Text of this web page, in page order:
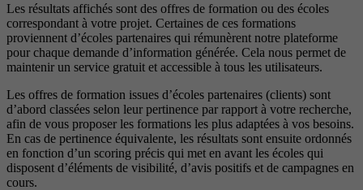
Les résultats affichés sont des offres de formation ou des écoles
correspondant à votre projet. Certaines de ces formations
proviennent d’écoles partenaires qui rémunèrent notre plateforme
pour chaque demande d’information générée. Cela nous permet de
maintenir un service gratuit et accessible à tous les utilisateurs.
Les offres de formation issues d’écoles partenaires (clients) sont
d’abord classées selon leur pertinence par rapport à votre recherche,
afin de vous proposer les formations les plus adaptées à vos besoins.
En cas de pertinence équivalente, les résultats sont ensuite ordonnés
en fonction d’un scoring précis qui met en avant les écoles qui
disposent d’éléments de visibilité, d’avis positifs et de campagnes en
cours.